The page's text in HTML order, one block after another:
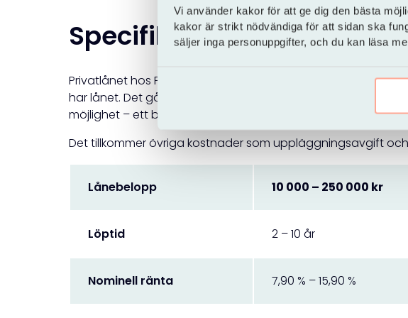
Vi använder kakor för att ge dig den bästa
kakor är strikt nödvändiga för att sidan ska
säljer inga personuppgifter, och du kan läsa
Specifikationer för Facit
Privatlånet hos Facit bank har en rörlig ränta. Rörlig ränta
har lånet. Det går att
utan extra kostnad
möjlighet – ett bra sätt för att snabbare kunna bli skuldfri.
Det tillkommer övriga kostnader som uppläggningsavgift
Lånebelopp 10 000 – 250 000 kr
Löptid 2 – 10 år
Nominell ränta 7,90 % – 15,90 %